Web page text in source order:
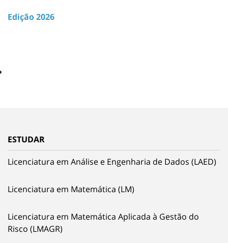
Edição 2026
ESTUDAR
Licenciatura em Análise e Engenharia de Dados (LAED)
Licenciatura em Matemática (LM)
Licenciatura em Matemática Aplicada à Gestão do
Risco (LMAGR)